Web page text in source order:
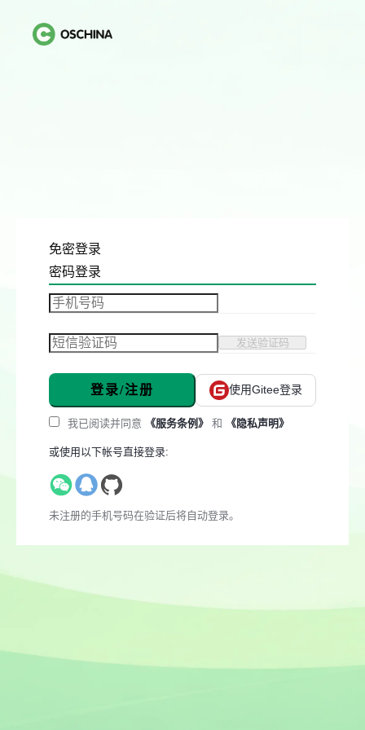
免密登录
密码登录
发送验证码
登录/注册 使用Gitee登录
我已阅读并同意 《服务条例》 和 《隐私声明》
或使用以下帐号直接登录:
未注册的手机号码在验证后将自动登录。